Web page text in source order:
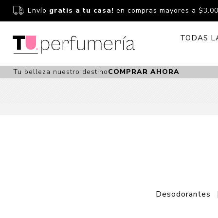
Envío gratis a tu casa! en compras mayores a
TODAS
Fragancias
Tu belleza nuestro destinoCOMPRAR AHORA
Desodorantes